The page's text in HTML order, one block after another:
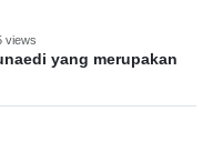
views
yang merupakan